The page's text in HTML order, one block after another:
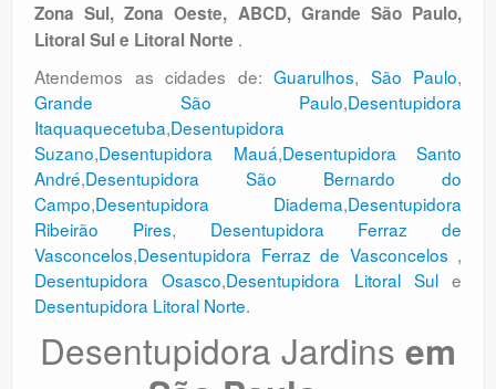
Zona Sul, Zona Oeste, ABCD, Grande São Paulo,
Litoral Sul e Litoral Norte .
Atendemos as cidades de: Guarulhos, São Paulo,
Grande São Paulo,Desentupidora
Itaquaquecetuba,Desentupidora
Suzano,Desentupidora Mauá,Desentupidora Santo
André,Desentupidora São Bernardo do
Campo,Desentupidora Diadema,Desentupidora
Ribeirão Pires, Desentupidora Ferraz de
Vasconcelos,Desentupidora Ferraz de Vasconcelos ,
Desentupidora Osasco,Desentupidora Litoral Sule
Desentupidora Litoral Norte.
Desentupidora Jardins em